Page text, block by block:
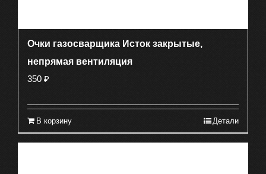
Очки газосварщика Исток закрытые,
непрямая вентиляция
350 ₽
В корзину Детали